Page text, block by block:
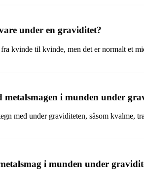
under en graviditet?
kvinde til kvinde, men det er normalt
i munden under
med under graviditeten, såsom kvalme,
i munden under